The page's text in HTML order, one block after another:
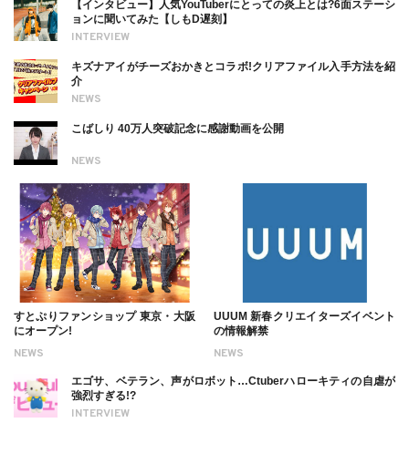
INTERVIEW
【インタビュー】人気YouTuberにとっての炎上とは?6面ステーシ
ョンに聞いてみた【しもD遅刻】
NEWS
キズナアイがチーズおかきとコラボ!クリアファイル入手方法を紹
介
NEWS
こばしり 40万人突破記念に感謝動画を公開
NEWS
すとぷりファンショップ 東京・大阪
にオープン!
NEWS
UUUM 新春クリエイターズイベント
の情報解禁
INTERVIEW
エゴサ、ベテラン、声がロボット…Ctuberハローキティの自虐が
強烈すぎる!?